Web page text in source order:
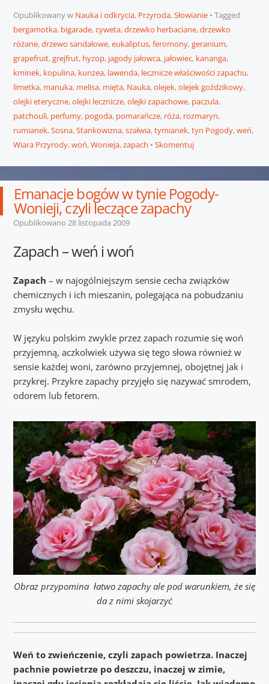
Opublikowany w Nauka i odkrycia, Przyroda,Słowianie
Tagged
bergamotka, bigarade,cyweta,drzewko herbaciane,drzewko
różane,drzewo sandałowe,eukaliptus,feromony,geranium,
grapefruit,grejfrut, hyzop, jagody jałowca, jałowiec, kananga,
kminek, kopulina, kunzea, lawenda, lecznicze właściwości zapachu,
limetka, manuka, melisa, mięta, Nauka,olejek,olejek goździkowy,
olejki eteryczne,olejki lecznicze,olejki zapachowe, paczula,
patchouli, perfumy, pogoda, pomarańcze, róża, rozmaryn,
rumianek,Sosna,Stankowizna,szałwia,tymianek,tyn Pogody,weń,
Wiara Przyrody,woń,Wonieja,zapach Skomentuj
Emanacje bogów w tynie Pogody-
Wonieji, czyli leczące zapachy
Opublikowano 28 listopada 2009
Zapach – weń i woń
Zapach – w najogólniejszym sensie cecha związków
chemicznych i ich mieszanin, polegająca na pobudzaniu
zmysłu węchu.
W języku polskim zwykle przez zapach rozumie się woń
przyjemną, aczkolwiek używa się tego słowa również w
sensie każdej woni, zarówno przyjemnej, obojętnej jak i
przykrej. Przykre zapachy przyjęło się nazywać smrodem,
odorem lub fetorem.
Obraz przypomina łatwo zapachy ale pod warunkiem, że się
da z nimi skojarzyć
Weń to zwieńczenie, czyli zapach powietrza. Inaczej
pachnie powietrze po deszczu, inaczej w zimie,